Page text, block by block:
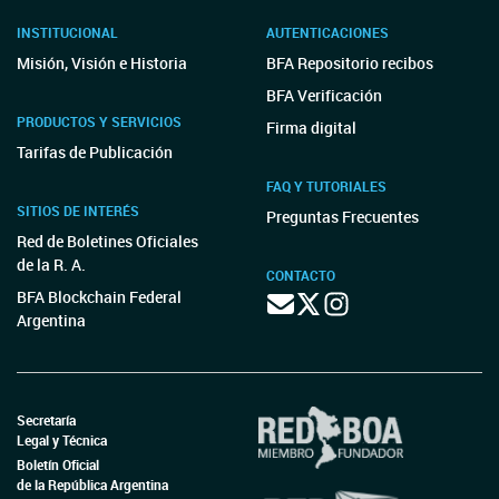
INSTITUCIONAL
Misión, Visión e Historia
PRODUCTOS Y SERVICIOS
Tarifas de Publicación
SITIOS DE INTERÉS
Red de Boletines Oficiales
de la R. A.
BFA Blockchain Federal
Argentina
AUTENTICACIONES
BFA Repositorio recibos
BFA Verificación
Firma digital
FAQ Y TUTORIALES
Preguntas Frecuentes
CONTACTO
Secretaría
Legal y Técnica
Boletín Oficial
de la República Argentina